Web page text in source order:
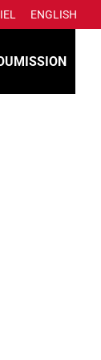
ENGLISH